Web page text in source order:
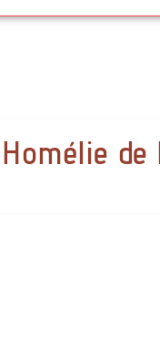
Homélie de